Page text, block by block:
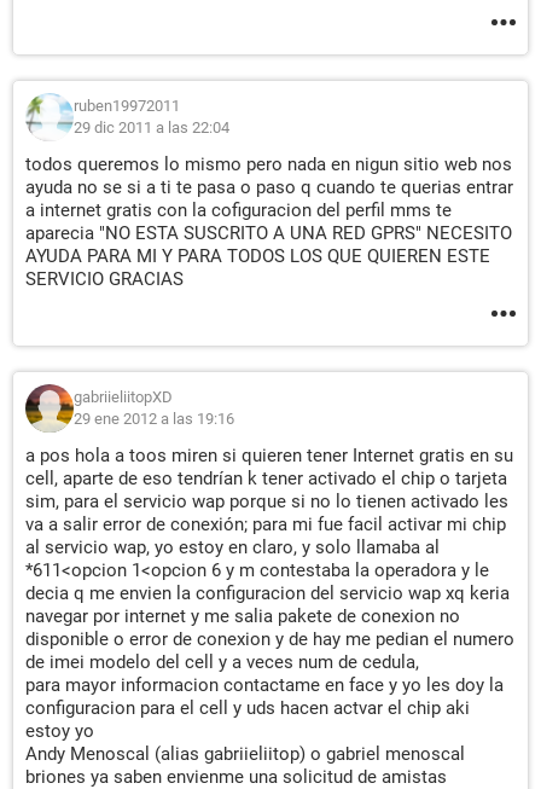
ruben19972011
29 dic 2011 a las 22:04
todos queremos lo mismo pero nada en nigun sitio web nos
ayuda no se si a ti te pasa o paso q cuando te querias entrar
a internet gratis con la cofiguracion del perfil mms te
aparecia "NO ESTA SUSCRITO A UNA RED GPRS" NECESITO
AYUDA PARA MI Y PARA TODOS LOS QUE QUIEREN ESTE
SERVICIO GRACIAS
gabriieliitopXD
29 ene 2012 a las 19:16
a pos hola a toos miren si quieren tener Internet gratis en su
cell, aparte de eso tendrían k tener activado el chip o tarjeta
sim, para el servicio wap porque si no lo tienen activado les
va a salir error de conexión; para mi fue facil activar mi chip
al servicio wap, yo estoy en claro, y solo llamaba al
*611<opcion 1<opcion 6 y m contestaba la operadora y le
decia q me envien la configuracion del servicio wap xq keria
navegar por internet y me salia pakete de conexion no
disponible o error de conexion y de hay me pedian el numero
de imei modelo del cell y a veces num de cedula,
para mayor informacion contactame en face y yo les doy la
configuracion para el cell y uds hacen actvar el chip aki
estoy yo
Andy Menoscal (alias gabriieliitop) o gabriel menoscal
briones ya saben envienme una solicitud de amistas